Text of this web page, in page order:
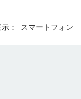
示： スマートフォン ｜